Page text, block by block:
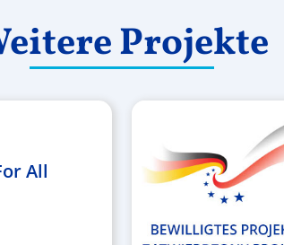
Projekte
All